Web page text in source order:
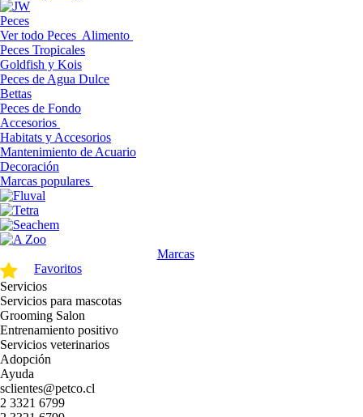
Peces
Ver todo Peces Alimento
Peces Tropicales
Goldfish y Kois
Peces de Agua Dulce
Bettas
Peces de Fondo
Accesorios
Habitats y Accesorios
Mantenimiento de Acuario
Decoración
Marcas populares
Marcas
Favoritos
Servicios
Servicios para mascotas
Grooming Salon
Entrenamiento positivo
Servicios veterinarios
Adopción
Ayuda
sclientes@petco.cl
2 3321 6799